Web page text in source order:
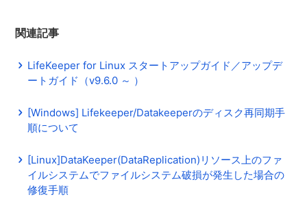
関連記事
LifeKeeper for Linux スタートアップガイド／アップデ
ートガイド（v9.6.0 ～ ）
[Windows] Lifekeeper/Datakeeperのディスク再同期手
順について
[Linux]DataKeeper(DataReplication)リソース上のファ
イルシステムでファイルシステム破損が発生した場合の
修復手順